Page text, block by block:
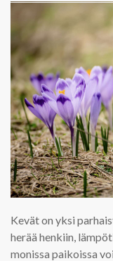
Kevät on yksi
herää henkiin,
monissa paikoissa